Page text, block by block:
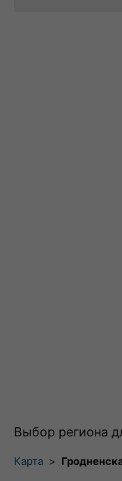
Выбор региона
Карта >